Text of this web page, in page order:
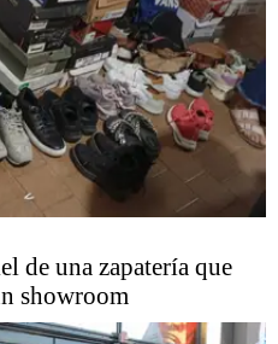
de una zapatería que
showroom